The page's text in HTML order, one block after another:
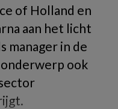
of Holland en
aan het licht
manager in de
ook